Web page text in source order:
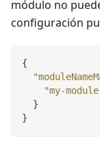
módulo no
configuración
{
"my-
}
}